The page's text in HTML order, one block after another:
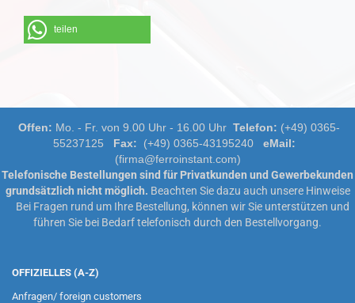
teilen
Offen: Mo. - Fr. von 9.00 Uhr - 16.00 Uhr Telefon: (+49) 0365-
55237125 Fax: (+49) 0365-43195240 eMail:
(firma@ferroinstant.com)
Telefonische Bestellungen sind für Privatkunden und Gewerbekunden
grundsätzlich nicht möglich. Beachten Sie dazu auch unsere Hinweise
Bei Fragen rund um Ihre Bestellung, können wir Sie unterstützen und
führen Sie bei Bedarf telefonisch durch den Bestellvorgang.
OFFIZIELLES (A-Z)
Anfragen/ foreign customers